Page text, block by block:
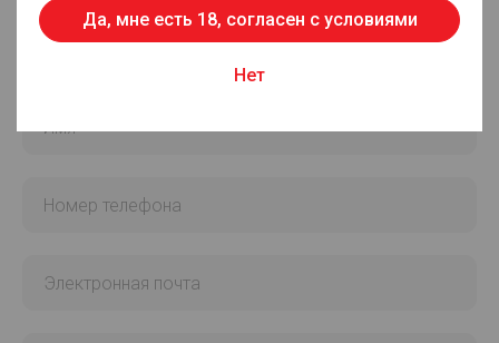
Возникли вопросы? Напишите нам!
Имя
Номер телефона
Электронная почта
Да, мне есть 18, согласен с условиями
Нет